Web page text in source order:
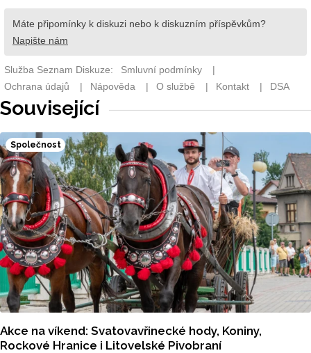
Související
Společnost
Akce na víkend: Svatovavřinecké hody, Koniny,
Rockové Hranice i Litovelské Pivobraní